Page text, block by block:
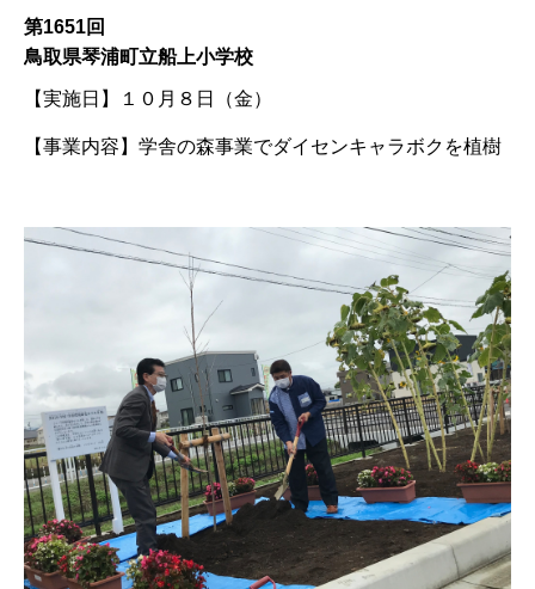
第1651回
鳥取県琴浦町立船上小学校
【実施日】 １０月８日（金）
【事業内容】 学舎の森事業でダイセンキャラボクを植樹